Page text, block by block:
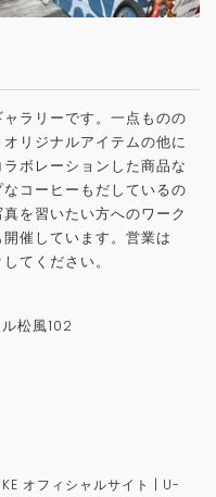
ラリーです。一点ものの
リジナルアイテムの他に
ボレーションした商品な
コーヒーもだしているの
を習いたい方へのワーク
催しています。営業は
てください。
松風102
オフィシャルサイト | U-